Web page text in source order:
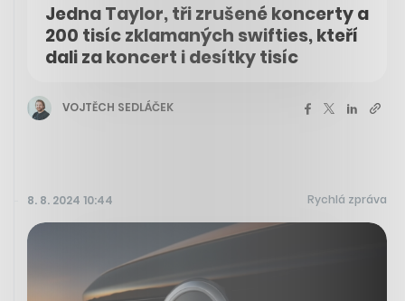
Jedna Taylor, tři zrušené koncerty a
200 tisíc zklamaných swifties, kteří
dali za koncert i desítky tisíc
VOJTĚCH SEDLÁČEK
8. 8. 2024 10:44 Rychlá zpráva